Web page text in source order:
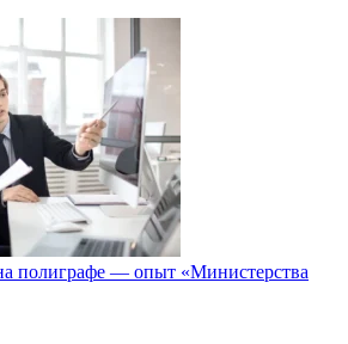
полиграфе — опыт «Министерства